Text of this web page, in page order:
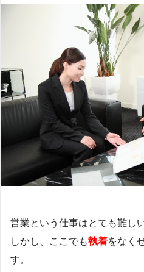
営業という仕事はとても難し
しかし、ここでも執着をなく
す。